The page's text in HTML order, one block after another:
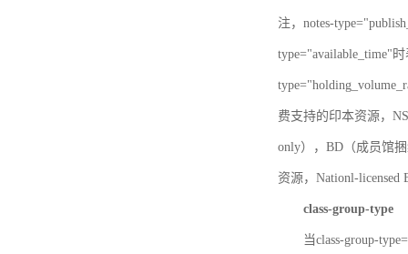
注，notes-
type="available_time"
费支持的印本资源，
only），BD（成员馆
资源，Nationl-licensed
class-group-type
当class-group-